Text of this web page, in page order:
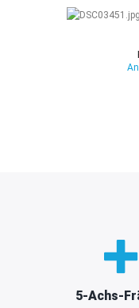
5-Achs-